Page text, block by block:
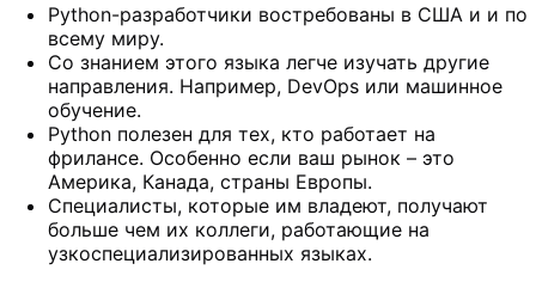
Python-разработчики востребованы в США и и по
всему миру.
Со знанием этого языка легче изучать другие
направления. Например, DevOps или машинное
обучение.
Python полезен для тех, кто работает на
фрилансе. Особенно если ваш рынок – это
Америка, Канада, страны Европы.
Специалисты, которые им владеют, получают
больше чем их коллеги, работающие на
узкоспециализированных языках.